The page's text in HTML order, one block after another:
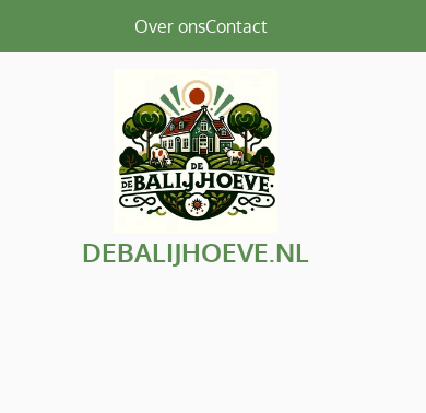
Over onsContact
DEBALIJHOEVE.NL